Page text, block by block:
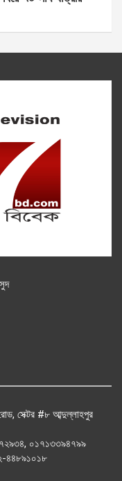
সেক্টর #৮ আব্দুল্লাহপুর
০১৭১৩৩৯৪৭৯৯
৪৪৮৯১০১৮